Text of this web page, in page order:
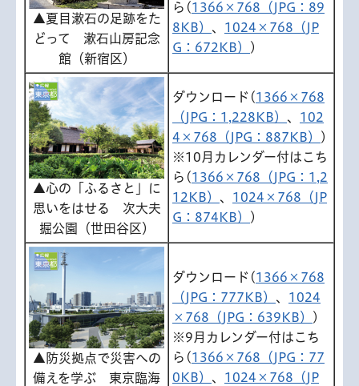
▲夏目漱石の足跡をた
どって 漱石山房記念
館（新宿区）
ら(1366×768（JPG：89
8KB） 、 1024×768（JP
G：672KB）
)
▲心の「ふるさと」に
思いをはせる 次大夫
掘公園（世田谷区）
ダウンロード(1366×768
（JPG：1,228KB） 、 102
4×768（JPG：887KB）
)
※10月カレンダー付はこち
ら(1366×768（JPG：1,2
12KB） 、 1024×768（JP
G：874KB）
)
▲防災拠点で災害への
備えを学ぶ 東京臨海
ダウンロード(1366×768
（JPG：777KB） 、 1024
×768（JPG：639KB）
)
※9月カレンダー付はこち
ら(1366×768（JPG：77
0KB） 、 1024×768（JP